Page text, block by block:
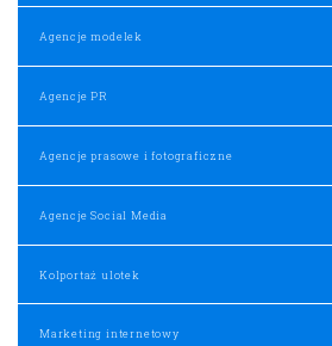
Agencje modelek
Agencje PR
Agencje prasowe i fotograficzne
Agencje Social Media
Kolportaż ulotek
Marketing internetowy